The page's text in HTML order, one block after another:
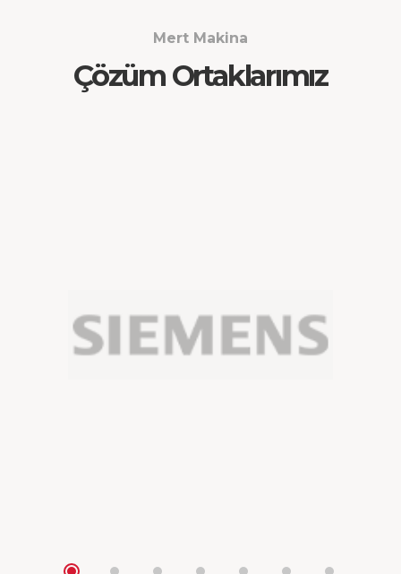
Mert Makina
Çözüm Ortaklarımız